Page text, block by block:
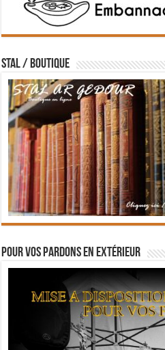
STAL / BOUTIQUE
Pour vos pardons en extérieur